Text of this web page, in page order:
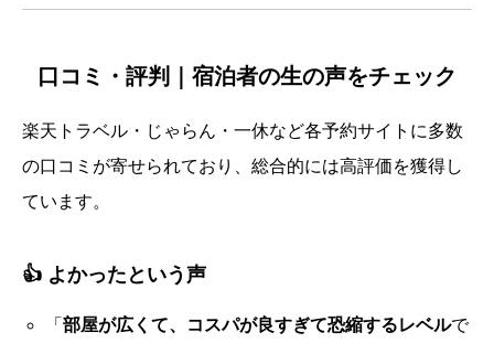
口コミ・評判｜宿泊者の生の声をチェック
楽天トラベル・じゃらん・一休など各予約サイトに多数
の口コミが寄せられており、総合的には高評価を獲得し
ています。
👍 よかったという声
「 部屋が広くて、コスパが良すぎて恐縮するレベルで